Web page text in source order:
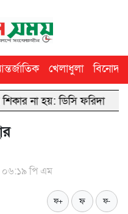
খেলাধুলা বিনোদন
ফরিদা ঢাবি
০৬:১৯ পি এম
ফ+ ফ ফ-